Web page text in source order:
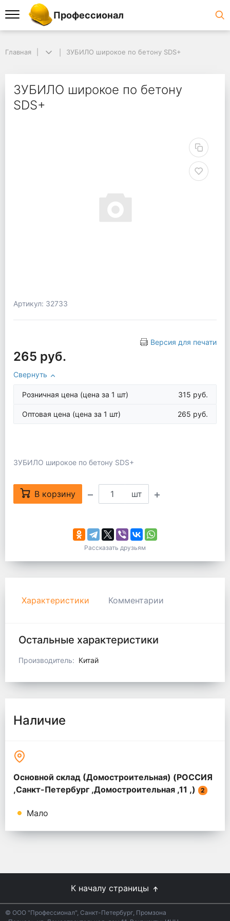
Профессионал
Главная ЗУБИЛО широкое по бетону SDS+
ЗУБИЛО широкое по бетону
SDS+
Артикул: 32733
Версия для печати
265 руб.
Свернуть
Розничная цена (цена за 1 шт) 315 руб.
Оптовая цена (цена за 1 шт) 265 руб.
ЗУБИЛО широкое по бетону SDS+
В корзину шт
Рассказать друзьям
Характеристики Комментарии
Остальные характеристики
Производитель: Китай
Наличие
Основной склад (Домостроительная) (РОССИЯ
,Санкт-Петербург ,Домостроительная ,11 ,)
2
Мало
К началу страницы
© ООО "Профессионал", Санкт-Петербург, Промзона